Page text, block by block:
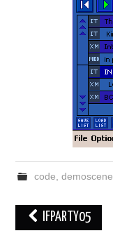
code demoscene
Post
navigation
IFPARTY05